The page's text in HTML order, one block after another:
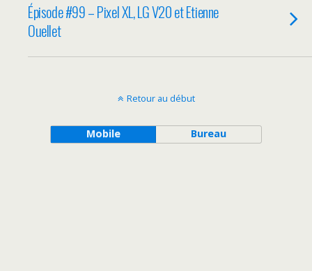
Épisode #99 – Pixel XL, LG V20 et Etienne
Ouellet
Retour au début
Mobile Bureau